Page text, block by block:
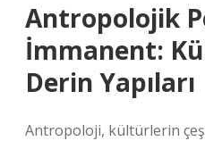
Antropolojik
İmmanent:
Derin Yapıları
Antropoloji, kültürlerin